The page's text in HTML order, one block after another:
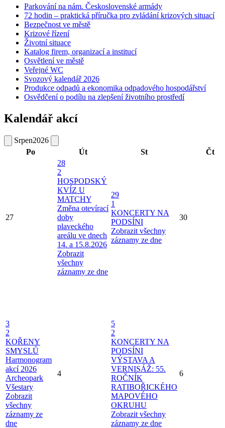
Parkování na nám. Československé armády
72 hodin – praktická příručka pro zvládání krizových situací
Bezpečnost ve městě
Krizové řízení
Životní situace
Katalog firem, organizací a institucí
Osvětlení ve městě
Veřejné WC
Svozový kalendář 2026
Produkce odpadů a ekonomika odpadového hospodářství
Osvědčení o podílu na zlepšení životního prostředí
Kalendář akcí
Srpen2026
Po
Út St Čt
27
28
2
HOSPODSKÝ
KVÍZ U
MATCHY
Změna otevírací
doby
plaveckého
areálu ve dnech
14. a 15.8.2026
Zobrazit
všechny
záznamy ze dne
29
1
KONCERTY NA
PODSÍNI
Zobrazit všechny
záznamy ze dne
30
3
2
KOŘENY
SMYSLŮ
Harmonogram
akcí 2026
Archeopark
Všestary
Zobrazit
všechny
záznamy ze
dne
4
5
2
KONCERTY NA
PODSÍNI
VÝSTAVA A
VERNISÁŽ: 55.
ROČNÍK
RATIBOŘICKÉHO
MAPOVÉHO
OKRUHU
Zobrazit všechny
záznamy ze dne
6